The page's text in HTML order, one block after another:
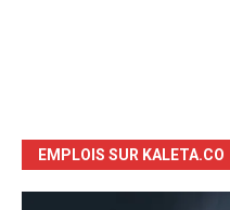
EMPLOIS SUR KALETA.CO